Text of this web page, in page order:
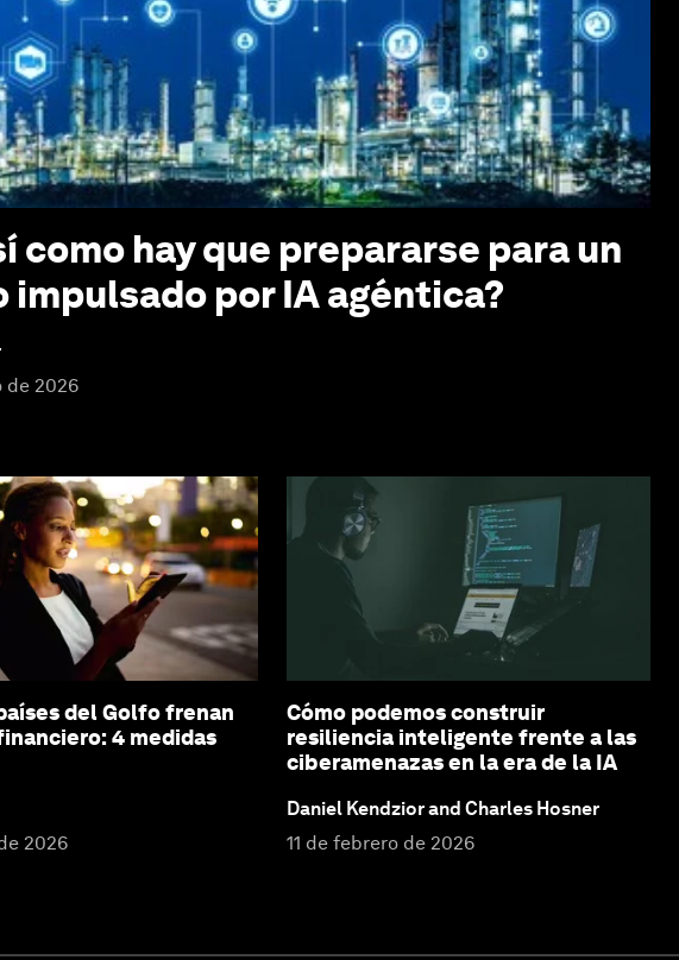
como hay que prepararse para un
por IA agéntica?
de 2026
del Golfo frenan
4 medidas
2026
Cómo podemos construir
resiliencia inteligente frente a las
ciberamenazas en la era de la IA
Daniel Kendzior and Charles Hosner
11 de febrero de 2026